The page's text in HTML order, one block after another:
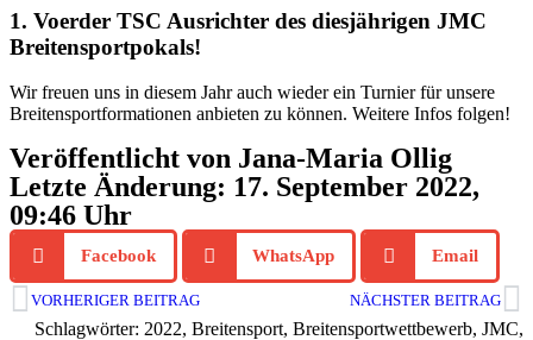
1. Voerder TSC Ausrichter des diesjährigen JMC
Breitensportpokals!
Wir freuen uns in diesem Jahr auch wieder ein Turnier für unsere
Breitensportformationen anbieten zu können. Weitere Infos folgen!
Veröffentlicht von Jana-Maria Ollig
Letzte Änderung: 17. September 2022,
09:46 Uhr
Facebook WhatsApp Email
VORHERIGER BEITRAG NÄCHSTER BEITRAG
Schlagwörter: 2022, Breitensport, Breitensportwettbewerb, JMC,